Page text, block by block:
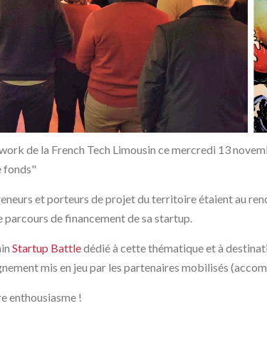
de la French Tech Limousin ce mercredi 13
fonds"
et porteurs de projet du territoire étaient au
de financement de sa startup.
Startup Battledédié à cette thématique et à
mis en jeu par les partenaires mobilisés
enthousiasme !